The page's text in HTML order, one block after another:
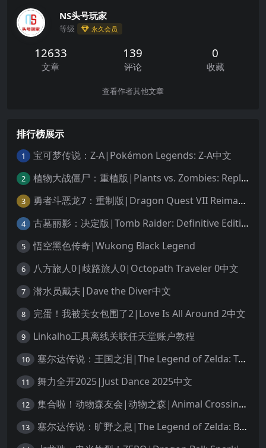
NS头号玩家
等级 永久会员
12633
文章
139
评论
0
收藏
查看作者其他文章
排行榜展示
1 宝可梦传说：Z-A|Pokémon Legends: Z-A中文
2 植物大战僵尸：重植版|Plants vs. Zombies: Replanted中文
3 勇者斗恶龙7：重制版|Dragon Quest VII Reimagined中文
4 古墓丽影：决定版|Tomb Raider: Definitive Edition中文
5 悟空黑色传奇|Wukong Black Legend
6 八方旅人0|歧路旅人0|Octopath Traveler 0中文
7 潜水员戴夫|Dave the Diver中文
8 完蛋！我被美女包围了2|Love Is All Around 2中文
9 Linkalho工具离线关联任天堂账户教程
10 塞尔达传说：王国之泪|The Legend of Zelda: Tears of the Kingdom中文
11 舞力全开2025|Just Dance 2025中文
12 集合啦！动物森友会|动物之森|Animal Crossing: New Horizons中文
13 塞尔达传说：旷野之息|The Legend of Zelda: Breath of the Wild中文